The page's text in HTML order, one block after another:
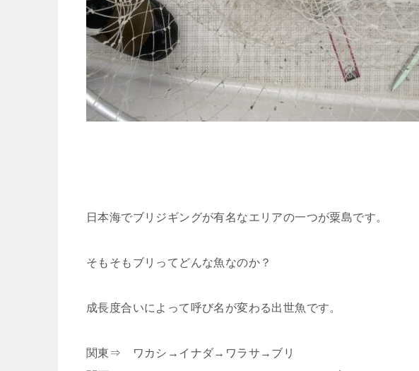
日本海でブリジギングが有名なエリアの一つが粟島です。
そもそもブリってどんな魚なのか？
成長度合いによって呼び名が変わる出世魚です。
関東⇒ ワカシ→イナダ→ワラサ→ブリ